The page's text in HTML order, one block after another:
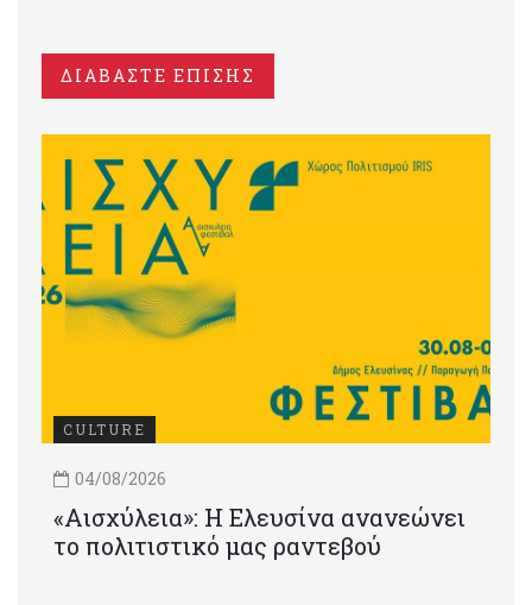
ΔΙΑΒΑΣΤΕ ΕΠΙΣΗΣ
CULTURE
04/08/2026
«Αισχύλεια»: Η Ελευσίνα ανανεώνει
το πολιτιστικό μας ραντεβού